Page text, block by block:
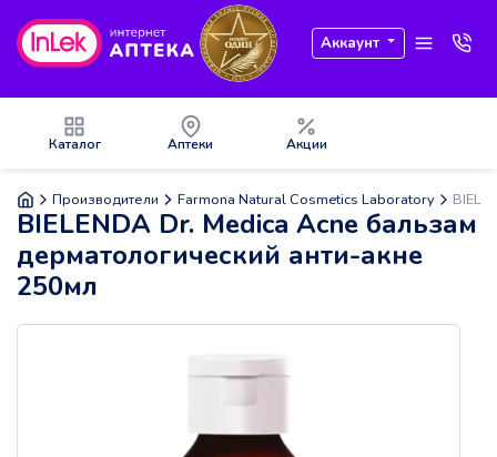
Аккаунт
Каталог Аптеки Акции
Производители Farmona Natural Cosmetics Laboratory
BIELENDA Dr. Medica Acne бальзам
дерматологический анти-акне
250мл